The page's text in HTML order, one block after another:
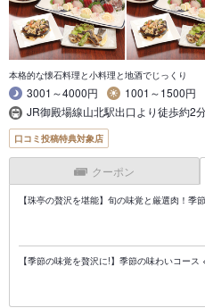
本格的な懐石料理と小料理と地酒でじっくり
3001～4000円
1001～1500円
JR御殿場線山北駅出口より徒歩約2
口コミ投稿特典対象店
クーポン
【珠亭の贅沢を堪能】旬の味覚と厳選肉！季
【季節の味覚を贅沢に!】季節の味わいコース